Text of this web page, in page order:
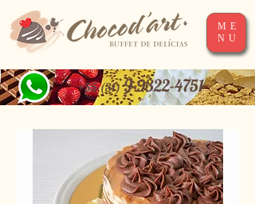
+55 (31) 9-9322-4751
ME
NU